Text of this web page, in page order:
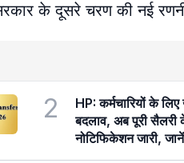
के दूसरे चरण की नई
2
HP: कर्मचारियों के
बदलाव, अब पूरी सैलरी
नोटिफिकेशन जारी,